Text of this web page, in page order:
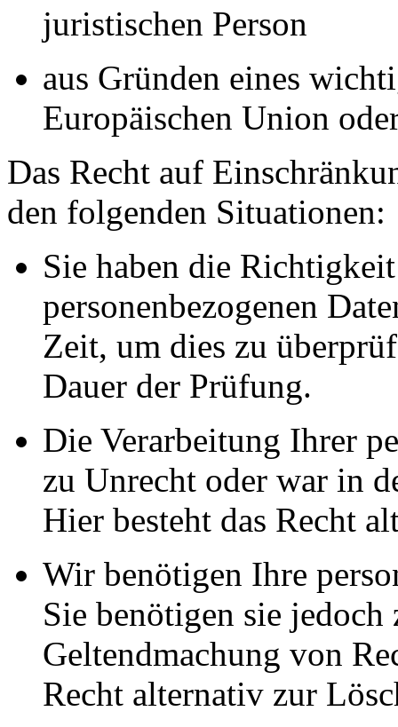
juristischen Person
aus Gründen eines
Europäischen Union
Das Recht auf
den folgenden Situationen:
Sie haben die
personenbezogenen
Zeit, um dies zu
Dauer der Prüfung.
Die Verarbeitung Ihrer
zu Unrecht oder war in
Hier besteht das Recht
Wir benötigen Ihre
Sie benötigen sie
Geltendmachung von
Recht alternativ zur